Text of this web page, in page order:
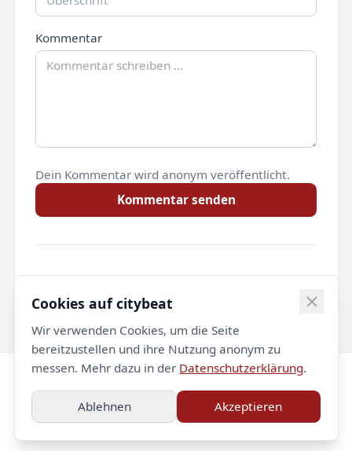
Kommentar
Dein Kommentar wird anonym veröffentlicht.
Kommentar senden
Noch keine Kommentare.
© 2026 citybeat. Alle Rechte vorbehalten.
Impressum
Datenschutz Kontakt
Cookies auf citybeat
Wir verwenden Cookies, um die Seite
bereitzustellen und ihre Nutzung anonym zu
messen. Mehr dazu in der Datenschutzerklärung.
Ablehnen Akzeptieren